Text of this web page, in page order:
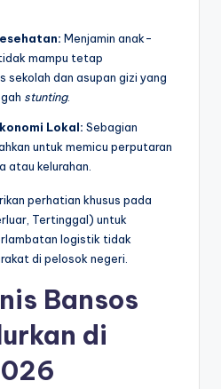
Menjamin anak-
mampu tetap
sekolah dan asupan gizi yang
stunting.
Lokal: Sebagian
untuk memicu perputaran
atau kelurahan.
perhatian khusus pada
Tertinggal) untuk
logistik tidak
di pelosok negeri.
Bansos
di